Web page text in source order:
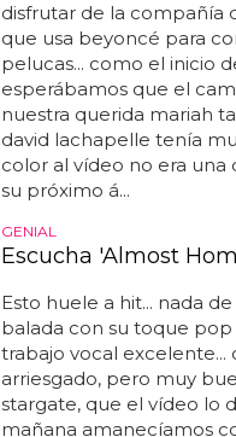
disfrutar de la compañía
que usa beyoncé para
pelucas... como el inicio
esperábamos que el
nuestra querida mariah
david lachapelle tenía
color al vídeo no era una
su próximo á...
GENIAL
Escucha 'Almost
Esto huele a hit... nada
balada con su toque
trabajo vocal excelente...
arriesgado, pero muy
stargate, que el vídeo lo
mañana amanecíamos